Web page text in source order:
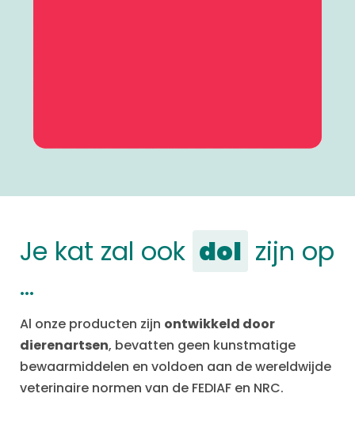
Je kat zal ook dol zijn op
…
Al onze producten zijn ontwikkeld door
dierenartsen, bevatten geen kunstmatige
bewaarmiddelen en voldoen aan de wereldwijde
veterinaire normen van de FEDIAF en NRC.